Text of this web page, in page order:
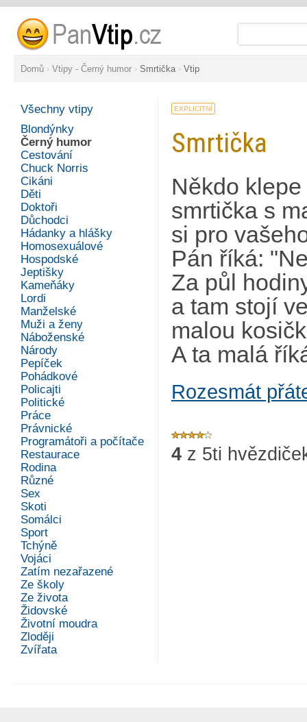
Domů › Vtipy - Černý humor › Smrtička› Vtip
Všechny vtipy
Blondýnky
Černý humor
Cestování
Chuck Norris
Cikáni
Děti
Doktoři
Důchodci
Hádanky a hlášky
Homosexuálové
Hospodské
Jeptišky
Kameňáky
Lordi
Manželské
Muži a ženy
Náboženské
Národy
Pepíček
Pohádkové
Policajti
Politické
Práce
Právnické
Programátoři a počítače
Restaurace
Rodina
Různé
Sex
Skoti
Somálci
Sport
Tchýně
Vojáci
Zatím nezařazené
Ze školy
Ze života
Židovské
Životní moudra
Zloději
Zvířata
EXPLICITNÍ
Smrtička
Někdo
smrtička s
si pro
Pán říká:
Za půl
a tam stojí
malou
A ta malá
Rozesmát
4 z 5ti